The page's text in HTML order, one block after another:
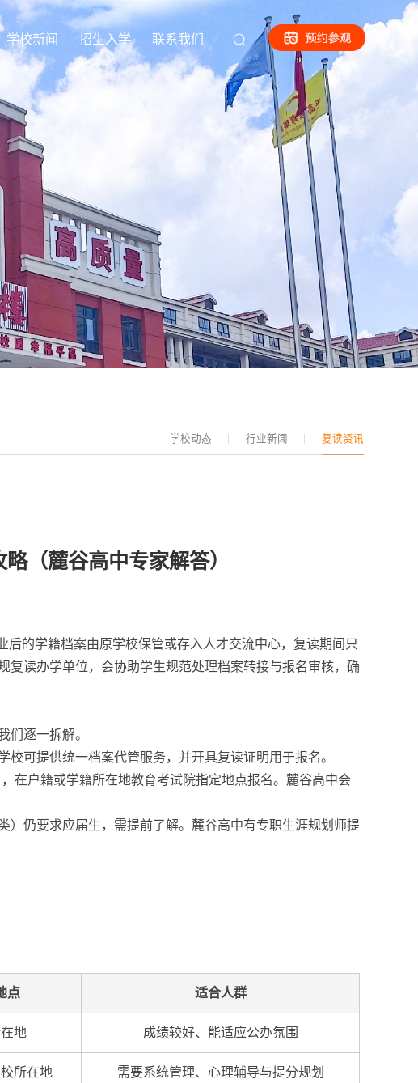
学校新闻 招生入学 联系我们
学校动态 行业新闻 复读资讯
（麓谷高中专家解答）
的学籍档案由原学校保管或存入人才交流中心，复读期间只
读办学单位，会协助学生规范处理档案转接与报名审核，确
们逐一拆解。
可提供统一档案代管服务，并开具复读证明用于报名。
在户籍或学籍所在地教育考试院指定地点报名。麓谷高中会
）仍要求应届生，需提前了解。麓谷高中有专职生涯规划师提
点 适合人群
地 成绩较好、能适应公办氛围
所在地 需要系统管理、心理辅导与提分规划